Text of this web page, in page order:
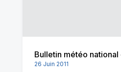
Bulletin météo
26 Juin 2011